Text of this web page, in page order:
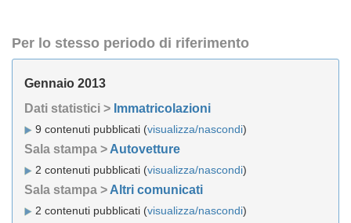
Per lo stesso periodo di riferimento
Gennaio 2013
Dati statistici > Immatricolazioni
9 contenuti pubblicati (visualizza/nascondi)
Sala stampa > Autovetture
2 contenuti pubblicati (visualizza/nascondi)
Sala stampa > Altri comunicati
2 contenuti pubblicati (visualizza/nascondi)